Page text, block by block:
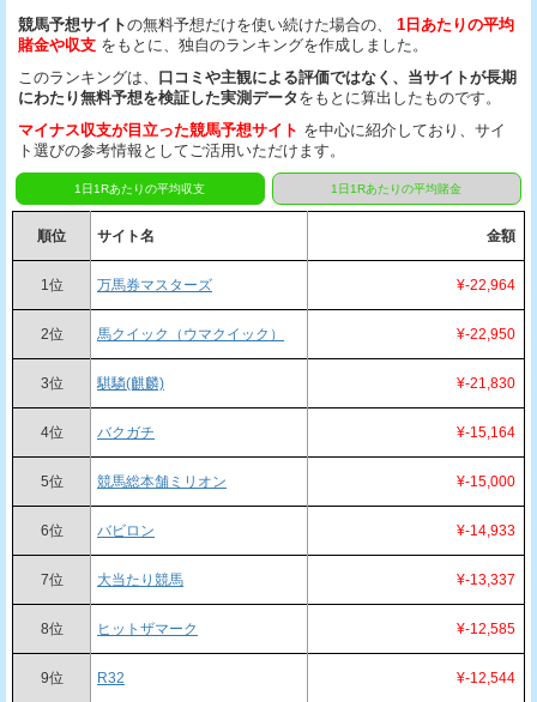
競馬予想サイトの無料予想だけを使い続けた場合の、
1日あたりの平均
賭金や収支 をもとに、独自のランキングを作成しました。
このランキングは、 口コミや主観による評価ではなく、当サイトが長期
にわたり無料予想を検証した実測データをもとに算出したものです。
マイナス収支が目立った競馬予想サイト を中心に紹介しており、サイ
ト選びの参考情報としてご活用いただけます。
1日1Rあたりの平均収支 1日1Rあたりの平均賭金
順位 サイト名 金額
1位 万馬券マスターズ ¥-22,964
2位 馬クイック（ウマクイック） ¥-22,950
3位 騏驎(麒麟) ¥-21,830
4位 バクガチ ¥-15,164
5位 競馬総本舗ミリオン ¥-15,000
6位 バビロン ¥-14,933
7位 大当たり競馬 ¥-13,337
8位 ヒットザマーク ¥-12,585
9位 R32 ¥-12,544